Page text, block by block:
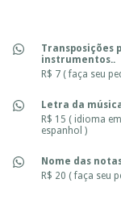
Transposições
instrumentos..
R$ 7 ( faça seu
Letra da
R$ 15 ( idioma
espanhol )
Nome das
R$ 20 ( faça seu